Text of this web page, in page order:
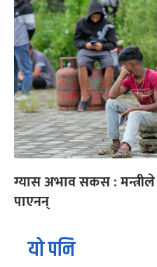
ग्यास अभाव सकस :
पाएनन्
यो पनि